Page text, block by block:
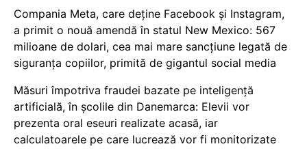
Compania Meta, care deține Facebook și Instagram,
a primit o nouă amendă în statul New Mexico: 567
milioane de dolari, cea mai mare sancțiune legată de
siguranța copiilor, primită de gigantul social media
Măsuri împotriva fraudei bazate pe inteligență
artificială, în școlile din Danemarca: Elevii vor
prezenta oral eseuri realizate acasă, iar
calculatoarele pe care lucrează vor fi monitorizate